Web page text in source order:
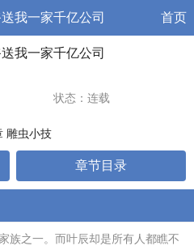
我一家千亿公司 首页
我一家千亿公司
状态：连载
雕虫小技
章节目录
族之一。而叶辰却是所有人都瞧不